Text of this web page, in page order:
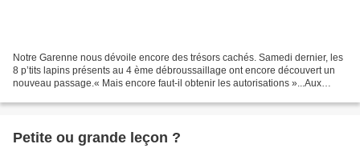
Notre Garenne nous dévoile encore des trésors cachés. Samedi dernier, les
8 p’tits lapins présents au 4 ème débroussaillage ont encore découvert un
nouveau passage.« Mais encore faut-il obtenir les autorisations »...Aux
Petite ou grande leçon ?